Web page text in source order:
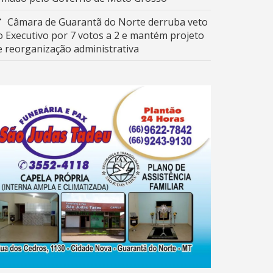
Câmara de Guarantã do Norte derruba veto
Executivo por 7 votos a 2 e mantém projeto
reorganização administrativa